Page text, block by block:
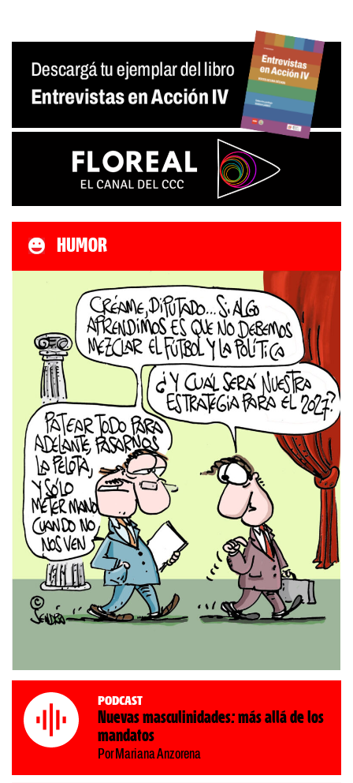
HUMOR
Podcast
Nuevas masculinidades: más allá de los
mandatos
Por Mariana Anzorena